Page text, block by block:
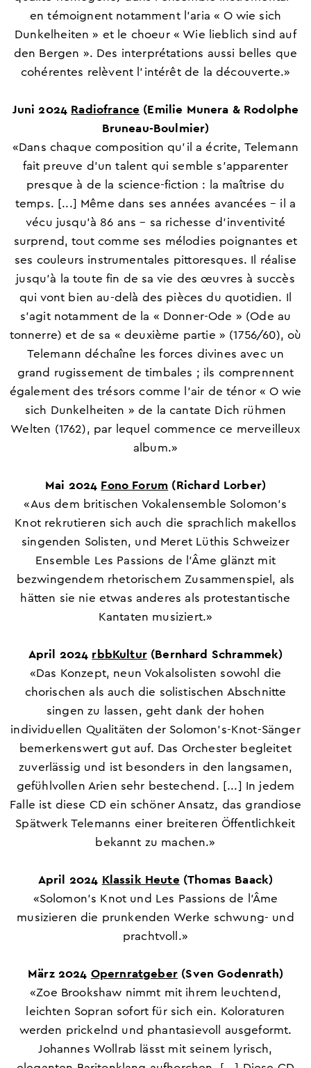
en témoignent notamment l'aria « O wie sich
Dunkelheiten » et le choeur « Wie lieblich sind auf
den Bergen ». Des interprétations aussi belles que
cohérentes relèvent l'intérêt de la découverte.»
Juni 2024 Radiofrance (Emilie Munera & Rodolphe
Bruneau-Boulmier)
«Dans chaque composition qu’il a écrite, Telemann
fait preuve d’un talent qui semble s’apparenter
presque à de la science-fiction : la maîtrise du
temps. [...] Même dans ses années avancées – il a
vécu jusqu’à 86 ans – sa richesse d’inventivité
surprend, tout comme ses mélodies poignantes et
ses couleurs instrumentales pittoresques. Il réalise
jusqu’à la toute fin de sa vie des œuvres à succès
qui vont bien au-delà des pièces du quotidien. Il
s'agit notamment de la « Donner-Ode » (Ode au
tonnerre) et de sa « deuxième partie » (1756/60), où
Telemann déchaîne les forces divines avec un
grand rugissement de timbales ; ils comprennent
également des trésors comme l'air de ténor « O wie
sich Dunkelheiten » de la cantate Dich rühmen
Welten (1762), par lequel commence ce merveilleux
album.»
Mai 2024 Fono Forum (Richard Lorber)
«Aus dem britischen Vokalensemble Solomon's
Knot rekrutieren sich auch die sprachlich makellos
singenden Solisten, und Meret Lüthis Schweizer
Ensemble Les Passions de l'Âme glänzt mit
bezwingendem rhetorischem Zusammenspiel, als
hätten sie nie etwas anderes als protestantische
Kantaten musiziert.»
April 2024 rbbKultur(Bernhard Schrammek)
«Das Konzept, neun Vokalsolisten sowohl die
chorischen als auch die solistischen Abschnitte
singen zu lassen, geht dank der hohen
individuellen Qualitäten der Solomon’s-Knot-Sänger
bemerkenswert gut auf. Das Orchester begleitet
zuverlässig und ist besonders in den langsamen,
gefühlvollen Arien sehr bestechend. [...] In jedem
Falle ist diese CD ein schöner Ansatz, das grandiose
Spätwerk Telemanns einer breiteren Öffentlichkeit
bekannt zu machen.»
April 2024 Klassik Heute (Thomas Baack)
«Solomon’s Knot und Les Passions de l’Âme
musizieren die prunkenden Werke schwung- und
prachtvoll.»
März 2024 Opernratgeber (Sven Godenrath)
«Zoe Brookshaw nimmt mit ihrem leuchtend,
leichten Sopran sofort für sich ein. Koloraturen
werden prickelnd und phantasievoll ausgeformt.
Johannes Wollrab lässt mit seinem lyrisch,